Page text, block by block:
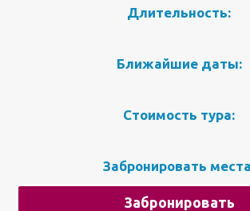
Длительность:
Ближайшие даты:
Стоимость тура:
Забронировать
Забронировать